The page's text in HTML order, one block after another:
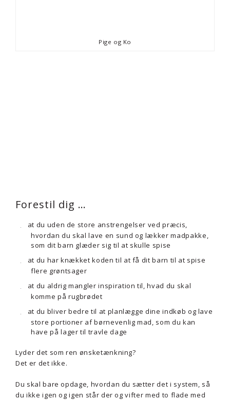
Pige og Ko
Forestil dig …
at du uden de store anstrengelser ved præcis,
hvordan du skal lave en sund og lækker madpakke,
som dit barn glæder sig til at skulle spise
at du har knækket koden til at få dit barn til at spise
flere grøntsager
at du aldrig mangler inspiration til, hvad du skal
komme på rugbrødet
at du bliver bedre til at planlægge dine indkøb og lave
store portioner af børnevenlig mad, som du kan
have på lager til travle dage
Lyder det som ren ønsketænkning?
Det er det ikke.
Du skal bare opdage, hvordan du sætter det i system, så
du ikke igen og igen står der og vifter med to flade med